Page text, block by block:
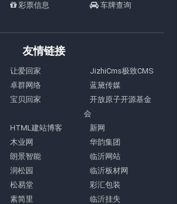
彩票信息 车牌查询
友情链接
让爱回家
JizhiCms极致CMS
卓群网络
蓝黛传媒
宝贝回家
开放原子开源基金
会
HTML建站博客
新网
木业网
华韵集团
朗景智能
临沂网站
润松园
临沂板材网
松易堂
彩汇包装
素简里
临沂挂失